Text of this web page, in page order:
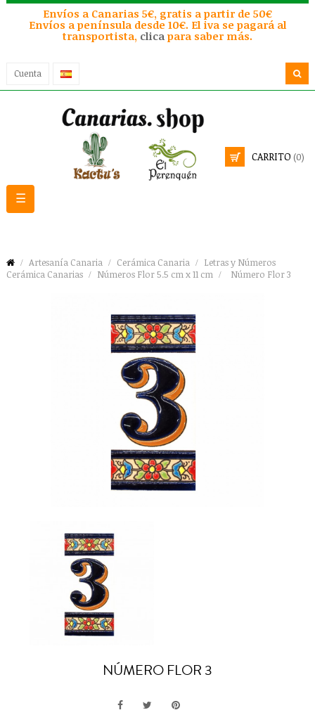
Envíos a Canarias 5€, gratis a partir de 50€
Envíos a península desde 10€. El iva se pagará al
transportista, clica para saber más.
Cuenta
CARRITO (0)
Navegación
de
☰
Artesanía Canaria Cerámica Canaria
Letras y Números
Cerámica Canarias
Números Flor 5.5 cm x 11 cm Número Flor 3
NÚMERO FLOR 3